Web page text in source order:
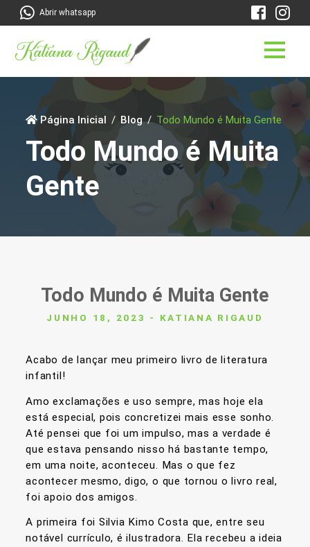
Abrir whatsapp
Página Inicial Blog Todo Mundo é Muita Gente
Todo Mundo é Muita
Gente
Todo Mundo é Muita Gente
JUNHO 18, 2023 - KATIANA RIGAUD
Acabo de lançar meu primeiro livro de literatura
infantil!
Amo exclamações e uso sempre, mas hoje ela
está especial, pois concretizei mais esse sonho.
Até pensei que foi um impulso, mas a verdade é
que estava pensando nisso há bastante tempo,
em uma noite, aconteceu. Mas o que fez
acontecer mesmo, digo, o que tornou o livro real,
foi apoio dos amigos.
A primeira foi Silvia Kimo Costa que, entre seu
notável currículo, é ilustradora. Ela recebeu a ideia